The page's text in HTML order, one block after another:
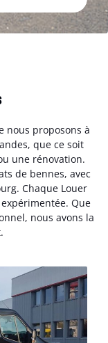
nous proposons à
que ce soit
une rénovation.
de bennes, avec
Chaque Louer
Que
nous avons la